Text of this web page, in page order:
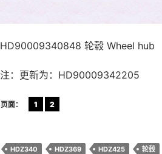
HD90009340848 轮毂 Wheel hub
注：更新为：HD90009342205
页面： 1 2
HDZ340 HDZ369 HDZ425 轮毂